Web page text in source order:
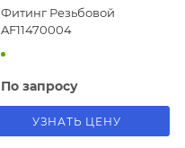
Фитинг Резьбовой
AF11470004
По запросу
УЗНАТЬ ЦЕНУ